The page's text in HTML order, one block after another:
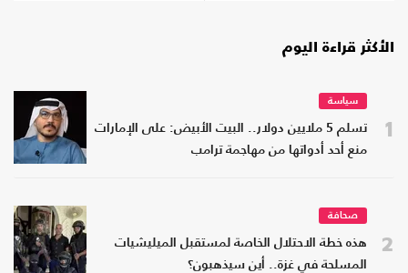
الأكثر قراءة اليوم
1
سياسة
تسلم 5 ملايين دولار.. البيت الأبيض: على الإمارات
منع أحد أدواتها من مهاجمة ترامب
2
صحافة
هذه خطة الاحتلال الخاصة لمستقبل الميليشيات
المسلحة في غزة.. أين سيذهبون؟